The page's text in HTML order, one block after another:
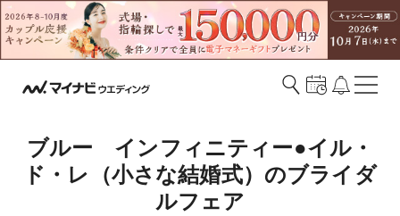
ブルー　インフィニティー●イル・
ド・レ（小さな結婚式）のブライダ
ルフェア